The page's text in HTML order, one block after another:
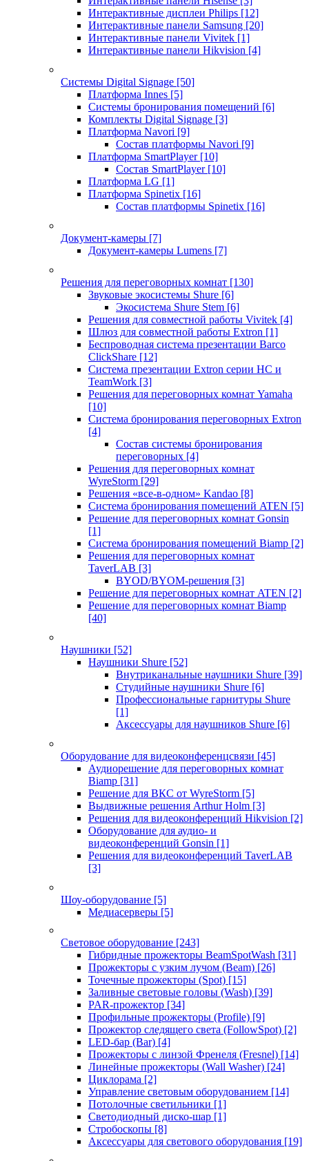
Интерактивные дисплеи Philips [12]
Интерактивные панели Samsung [20]
Интерактивные панели Vivitek [1]
Интерактивные панели Hikvision [4]
Системы Digital Signage [50]
Платформа Innes [5]
Системы бронирования помещений [6]
Комплекты Digital Signage [3]
Платформа Navori [9]
Состав платформы Navori [9]
Платформа SmartPlayer [10]
Состав SmartPlayer [10]
Платформа LG [1]
Платформа Spinetix [16]
Состав платформы Spinetix [16]
Документ-камеры [7]
Документ-камеры Lumens [7]
Решения для переговорных комнат [130]
Звуковые экосистемы Shure [6]
Экосистема Shure Stem [6]
Решения для совместной работы Vivitek [4]
Шлюз для совместной работы Extron [1]
Беспроводная система презентации Barco
ClickShare [12]
Система презентации Extron серии HC и
TeamWork [3]
Решения для переговорных комнат Yamaha
[10]
Система бронирования переговорных Extron
[4]
Состав системы бронирования
переговорных [4]
Решения для переговорных комнат
WyreStorm [29]
Решения «все-в-одном» Kandao [8]
Система бронирования помещений ATEN [5]
Решение для переговорных комнат Gonsin
[1]
Система бронирования помещений Biamp [2]
Решения для переговорных комнат
TaverLAB [3]
BYOD/BYOM-решения [3]
Решение для переговорных комнат ATEN [2]
Решение для переговорных комнат Biamp
[40]
Наушники [52]
Наушники Shure [52]
Внутриканальные наушники Shure [39]
Студийные наушники Shure [6]
Профессиональные гарнитуры Shure
[1]
Аксессуары для наушников Shure [6]
Оборудование для видеоконференцсвязи [45]
Аудиорешение для переговорных комнат
Biamp [31]
Решение для ВКС от WyreStorm [5]
Выдвижные решения Arthur Holm [3]
Решения для видеоконференций Hikvision [2]
Оборудование для аудио- и
видеоконференций Gonsin [1]
Решения для видеоконференций TaverLAB
[3]
Шоу-оборудование [5]
Медиасерверы [5]
Световое оборудование [243]
Гибридные прожекторы BeamSpotWash [31]
Прожекторы с узким лучом (Beam) [26]
Точечные прожекторы (Spot) [15]
Заливные световые головы (Wash) [39]
PAR-прожектор [34]
Профильные прожекторы (Profile) [9]
Прожектор следящего света (FollowSpot) [2]
LED-бар (Bar) [4]
Прожекторы с линзой Френеля (Fresnel) [14]
Линейные прожекторы (Wall Washer) [24]
Циклорама [2]
Управление световым оборудованием [14]
Потолочные светильники [1]
Светодиодный диско-шар [1]
Стробоскопы [8]
Аксессуары для светового оборудования [19]